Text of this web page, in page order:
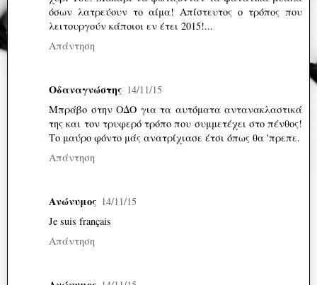
όσων λατρεύουν το αίμα! Απίστευτος ο τρόπος που
λειτουργούν κάποιοι εν έτει 2015!...
Απάντηση
Οδαναγνώστης 14/11/15
Μπράβο στην ΟΔΟ για τα αυτόματα αντανακλαστικά
της και τον τρυφερό τρόπο που συμμετέχει στο πένθος!
Το μαύρο φόντο μάς ανατρίχιασε έτσι όπως θα 'πρεπε.
Απάντηση
Ανώνυμος 14/11/15
Je suis français
Απάντηση